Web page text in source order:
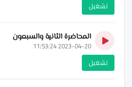
تشغيل
المحاضرة الثانية والسبعون
2023-04-20 11:53:24
تشغيل